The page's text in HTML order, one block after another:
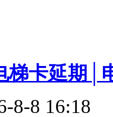
梯卡延期│
8-8 16:18